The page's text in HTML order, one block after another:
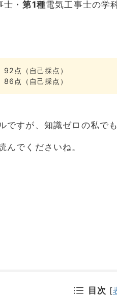
士・第1種電気工事士の学
点（自己採点）
点（自己採点）
ですが、知識ゼロの私で
んでくださいね。
目次 [